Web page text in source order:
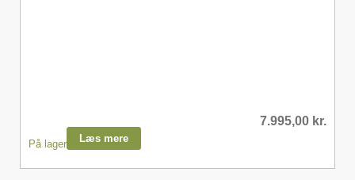
7.995,00 kr.
På lager Læs mere